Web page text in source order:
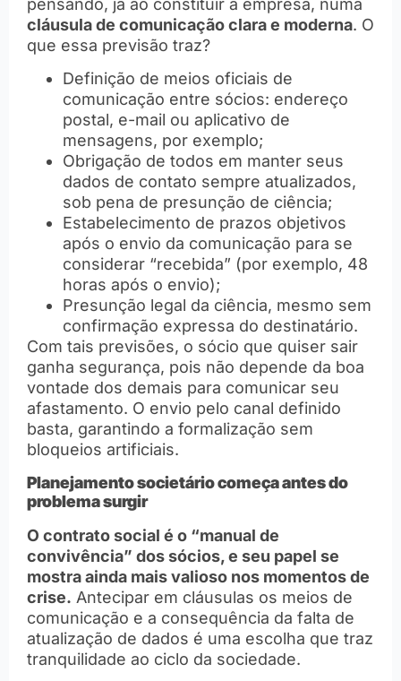
pensando, já ao constituir a empresa, numa
cláusula de comunicação clara e moderna. O
que essa previsão traz?
Definição de meios oficiais de
comunicação entre sócios: endereço
postal, e-mail ou aplicativo de
mensagens, por exemplo;
Obrigação de todos em manter seus
dados de contato sempre atualizados,
sob pena de presunção de ciência;
Estabelecimento de prazos objetivos
após o envio da comunicação para se
considerar “recebida” (por exemplo, 48
horas após o envio);
Presunção legal da ciência, mesmo sem
confirmação expressa do destinatário.
Com tais previsões, o sócio que quiser sair
ganha segurança, pois não depende da boa
vontade dos demais para comunicar seu
afastamento. O envio pelo canal definido
basta, garantindo a formalização sem
bloqueios artificiais.
Planejamento societário começa antes do
problema surgir
O contrato social é o “manual de
convivência” dos sócios, e seu papel se
mostra ainda mais valioso nos momentos de
crise. Antecipar em cláusulas os meios de
comunicação e a consequência da falta de
atualização de dados é uma escolha que traz
tranquilidade ao ciclo da sociedade.